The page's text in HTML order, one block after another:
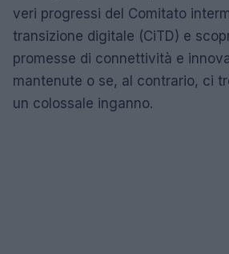
veri progressi del Comitato
transizione digitale (CiTD) e
promesse di connettività e
mantenute o se, al contrario, ci
un colossale inganno.